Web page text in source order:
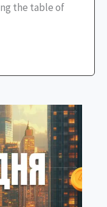
the table of